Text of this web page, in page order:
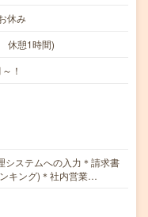
休み
休憩1時間)
！
システムへの入力＊請求書
キング)＊社内営業…